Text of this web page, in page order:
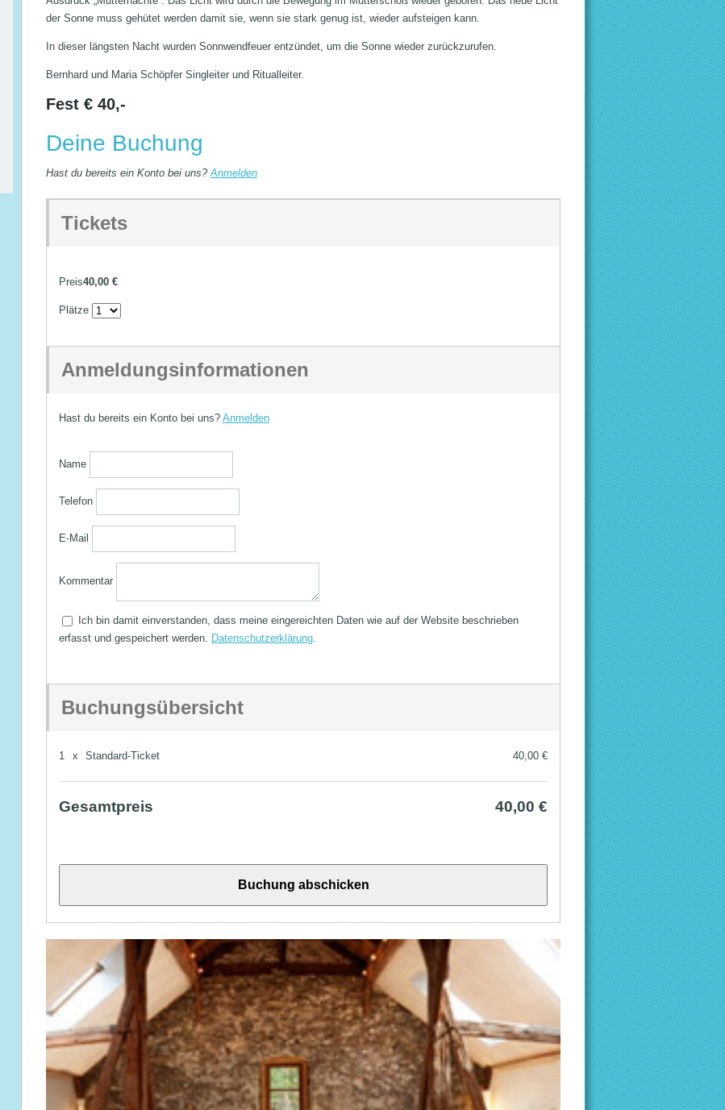
der Sonne muss gehütet werden damit sie, wenn sie stark genug ist, wieder aufsteigen kann.
In dieser längsten Nacht wurden Sonnwendfeuer entzündet, um die Sonne wieder zurückzurufen.
Bernhard und Maria Schöpfer Singleiter und Ritualleiter.
Fest € 40,-
Deine Buchung
Hast du bereits ein Konto bei uns?Anmelden
Tickets
Preis40,00 €
Plätze
Anmeldungsinformationen
Hast du bereits ein Konto bei uns? Anmelden
Name
Telefon
E-Mail
Kommentar
Ich bin damit einverstanden, dass meine eingereichten Daten wie auf der Website beschrieben
erfasst und gespeichert werden. Datenschutzerklärung.
Buchungsübersicht
1 x Standard-Ticket 40,00 €
Gesamtpreis 40,00 €